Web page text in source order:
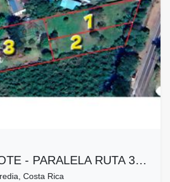
- PARALELA RUTA 3…
Costa Rica